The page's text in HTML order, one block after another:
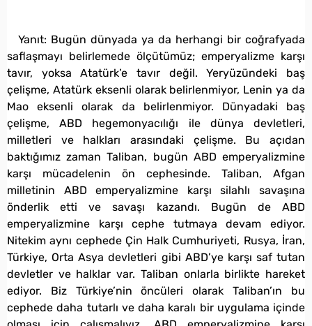
Yanıt: Bugün dünyada ya da herhangi bir coğrafyada
saflaşmayı belirlemede ölçütümüz; emperyalizme karşı
tavır, yoksa Atatürk’e tavır değil. Yeryüzündeki baş
çelişme, Atatürk eksenli olarak belirlenmiyor, Lenin ya da
Mao eksenli olarak da belirlenmiyor. Dünyadaki baş
çelişme, ABD hegemonyacılığı ile dünya devletleri,
milletleri ve halkları arasındaki çelişme. Bu açıdan
baktığımız zaman Taliban, bugün ABD emperyalizmine
karşı mücadelenin ön cephesinde. Taliban, Afgan
milletinin ABD emperyalizmine karşı silahlı savaşına
önderlik etti ve savaşı kazandı. Bugün de ABD
emperyalizmine karşı cephe tutmaya devam ediyor.
Nitekim aynı cephede Çin Halk Cumhuriyeti, Rusya, İran,
Türkiye, Orta Asya devletleri gibi ABD’ye karşı saf tutan
devletler ve halklar var. Taliban onlarla birlikte hareket
ediyor. Biz Türkiye’nin öncüleri olarak Taliban’ın bu
cephede daha tutarlı ve daha karalı bir uygulama içinde